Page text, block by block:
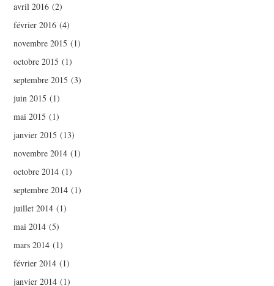
avril 2016 (2)
février 2016 (4)
novembre 2015 (1)
octobre 2015 (1)
septembre 2015 (3)
juin 2015 (1)
mai 2015 (1)
janvier 2015 (13)
novembre 2014 (1)
octobre 2014 (1)
septembre 2014 (1)
juillet 2014 (1)
mai 2014 (5)
mars 2014 (1)
février 2014 (1)
janvier 2014 (1)